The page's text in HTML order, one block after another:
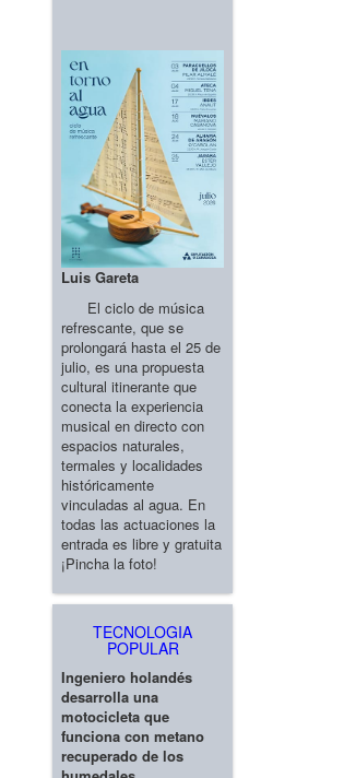
Luis Gareta
El ciclo de música
refrescante, que se
prolongará hasta el 25 de
julio, es una propuesta
cultural itinerante que
conecta la experiencia
musical en directo con
espacios naturales,
termales y localidades
históricamente
vinculadas al agua. En
todas las actuaciones la
entrada es libre y gratuita
¡Pincha la foto!
TECNOLOGIA
POPULAR
Ingeniero holandés
desarrolla una
motocicleta que
funciona con metano
recuperado de los